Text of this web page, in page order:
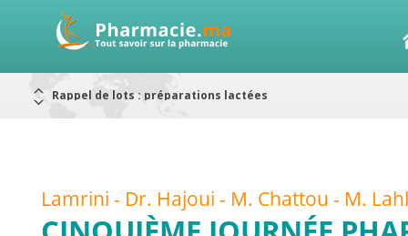
Rappel de lots : préparations lactées
Rappel de lots : ANTITOXINE TÉTANIQUE 1500.